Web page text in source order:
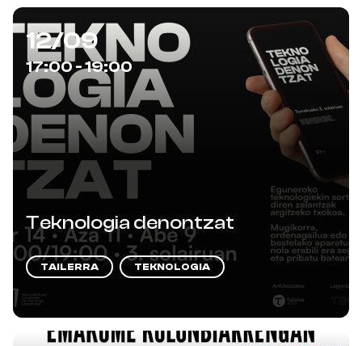
12/09
17:00 - 19:00
Teknologia denontzat
TAILERRA TEKNOLOGIA